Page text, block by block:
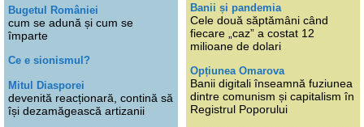
Bugetul României
cum se adună și cum se
împarte
Ce e sionismul?
Mitul Diasporei
devenită reacționară, contină să
își dezamăgească artizanii
Banii și pandemia
Cele două săptămâni când
fiecare „caz” a costat 12
milioane de dolari
Opțiunea Omarova
Banii digitali înseamnă fuziunea
dintre comunism și capitalism în
Registrul Poporului